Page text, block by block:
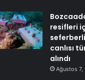
resifleri
canlısı
alındı
Ağustos 7,